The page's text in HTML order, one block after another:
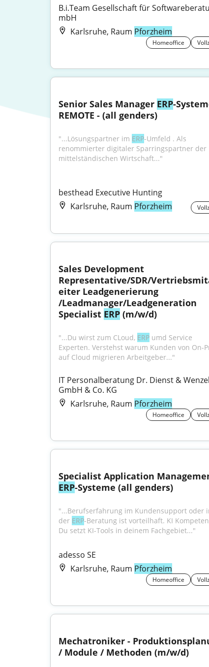
B.i.Team Gesellschaft für
mbH
Karlsruhe, Raum Pforzheim
Homeoffice
Senior Sales Manager ERP-
REMOTE - (all genders)
"...Lösungspartner im ERP-Umfeld . Als
renommierter digitaler Sparringspartner der
mittelständischen Wirtschaft..."
besthead Executive Hunting
Karlsruhe, Raum Pforzheim
Sales Development
Representative/SDR/
eiter Leadgenerierung
/Leadmanager/Leadgeneration
Specialist ERP (m/w/d)
"...Du wirst zum CLoud, ERP umd Service
Experten. Verstehst warum Kunden von On-
auf Cloud migrieren Arbeitgeber..."
IT Personalberatung Dr. Dienst & Wenzel
GmbH & Co. KG
Karlsruhe, Raum Pforzheim
Homeoffice
ERP-Systeme (all genders)
"...Berufserfahrung im Kundensupport oder
der ERP-Beratung ist vorteilhaft. KI
Du setzt KI-Tools in deinem Fachgebiet..."
adesso SE
Karlsruhe, Raum Pforzheim
Homeoffice
Mechatroniker -
/ Module / Methoden (m/w/d)